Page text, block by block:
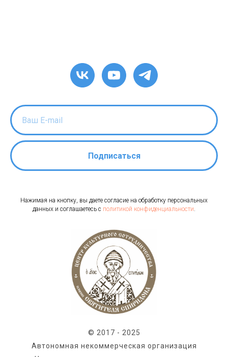
Подписаться
Нажимая на кнопку, вы даете согласие на обработку персональных
данных и соглашаетесь c политикой конфиденциальности.
© 2017 - 2025
Автономная некоммерческая организация